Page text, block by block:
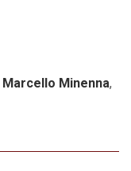
Marcello Minenna,